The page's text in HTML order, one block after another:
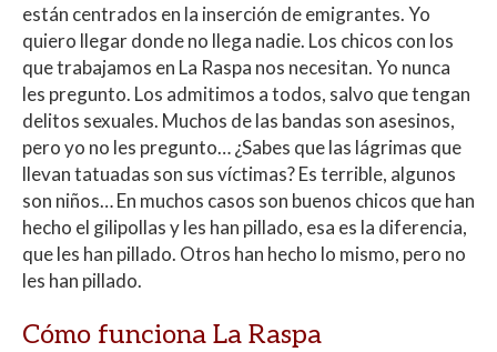
están centrados en la inserción de emigrantes. Yo
quiero llegar donde no llega nadie. Los chicos con los
que trabajamos en La Raspa nos necesitan. Yo nunca
les pregunto. Los admitimos a todos, salvo que tengan
delitos sexuales. Muchos de las bandas son asesinos,
pero yo no les pregunto… ¿Sabes que las lágrimas que
llevan tatuadas son sus víctimas? Es terrible, algunos
son niños… En muchos casos son buenos chicos que han
hecho el gilipollas y les han pillado, esa es la diferencia,
que les han pillado. Otros han hecho lo mismo, pero no
les han pillado.
Cómo funciona La Raspa